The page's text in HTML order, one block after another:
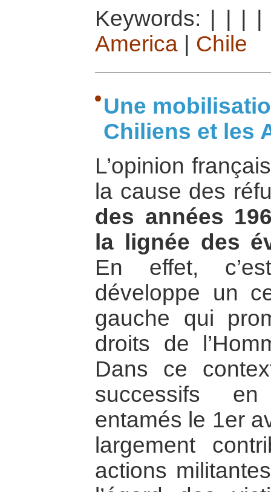
Keywords:
America
Chile
Une
Chiliens et les
L’opinion
la cause des
des années
la lignée des
En effet,
développe un
gauche qui
droits de
Dans ce
successifs
entamés le 1er
largement
actions